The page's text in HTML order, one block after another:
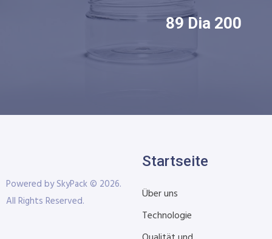
89 Dia 200
Powered by SkyPack © 2026.
All Rights Reserved.
Startseite
Über uns
Technologie